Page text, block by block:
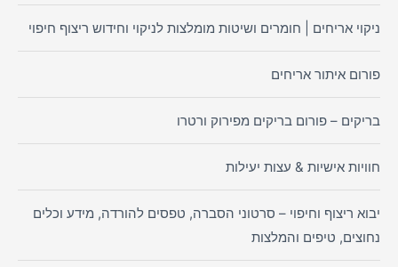
ניקוי אריחים | חומרים ושיטות מומלצות לניקוי וחידוש ריצוף חיפוי
פורום איתור אריחים
בריקים – פורום בריקים מפירוק ורטרו
חוויות אישיות & עצות יעילות
יבוא ריצוף וחיפוי – סרטוני הסברה, טפסים להורדה, מידע וכלים
נחוצים, טיפים והמלצות